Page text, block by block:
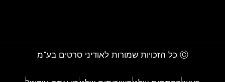
Ⓒ כל הזכויות שמורות לאודיני סרטים בע"מ